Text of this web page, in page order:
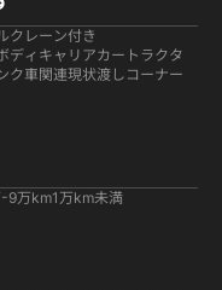
クレーン付き
ディ キャリアカー トラクタ
ク車関連現状渡しコーナー
-9万km1万km未満